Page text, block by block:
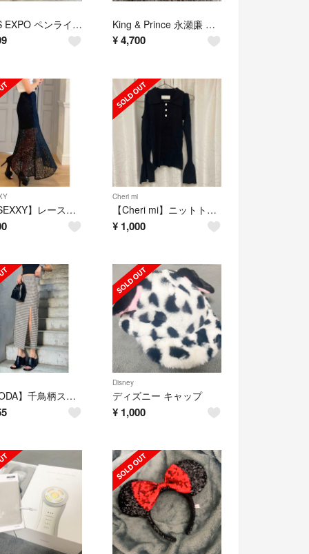
NEWS EXPO ペンライト 銀テ付 King & Prince 永瀬廉 PVCキーホルダー
¥4,700
【RESEXXY】レースマーメイドスカート
Cheri mi
【Cheri mi】ニットトップス
¥ 1,000
【EMODA】千鳥柄スリットロングスカート
Disney
ディズニー キャップ
¥ 1,000